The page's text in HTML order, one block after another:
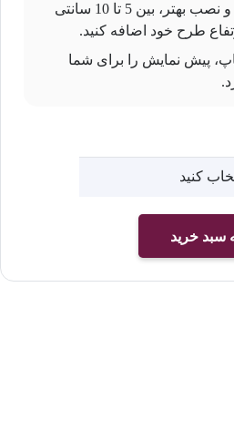
برای اندازه گیری و نصب بهتر، بین 5 تا 10 سانتی
طرح خود اضافه کنید.
پیش نمایش را برای شما
سبد خرید